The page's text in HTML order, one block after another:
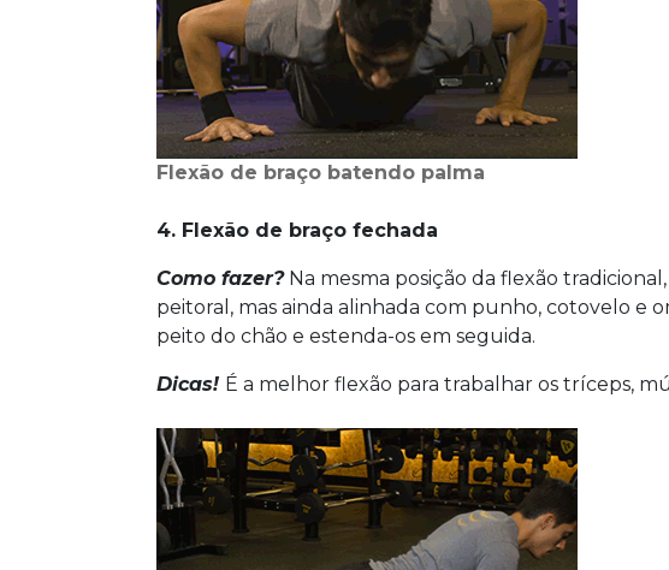
Flexão de braço batendo palma
4. Flexão de braço fechada
Como fazer?Na mesma posição da flexão
peitoral, mas ainda alinhada com punho, cotovelo e
peito do chão e estenda-os em seguida.
Dicas! É a melhor flexão para trabalhar os tríceps,